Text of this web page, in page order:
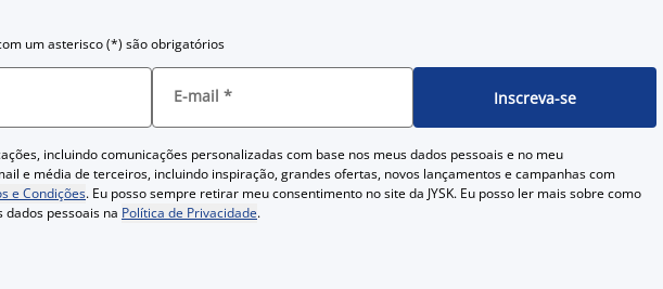
um asterisco (*) são obrigatórios
E-mail * Inscreva-se
incluindo comunicações personalizadas com base nos meus dados pessoais e no meu
e média de terceiros, incluindo inspiração, grandes ofertas, novos lançamentos e campanhas com
e Condições. Eu posso sempre retirar meu consentimento no site da JYSK. Eu posso ler mais sobre como
dados pessoais na Política de Privacidade.